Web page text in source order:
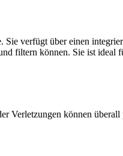
verfügt über einen
filtern können. Sie ist
können